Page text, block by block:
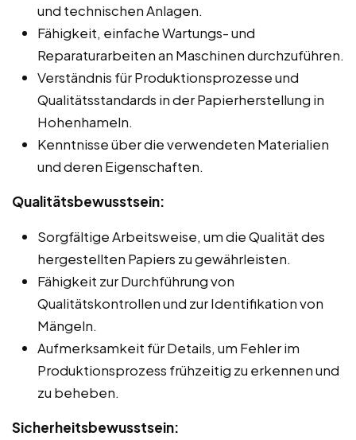
und technischen Anlagen.
Fähigkeit, einfache Wartungs- und
Reparaturarbeiten an Maschinen durchzuführen.
Verständnis für Produktionsprozesse und
Qualitätsstandards in der Papierherstellung in
Hohenhameln.
Kenntnisse über die verwendeten Materialien
und deren Eigenschaften.
Qualitätsbewusstsein:
Sorgfältige Arbeitsweise, um die Qualität des
hergestellten Papiers zu gewährleisten.
Fähigkeit zur Durchführung von
Qualitätskontrollen und zur Identifikation von
Mängeln.
Aufmerksamkeit für Details, um Fehler im
Produktionsprozess frühzeitig zu erkennen und
zu beheben.
Sicherheitsbewusstsein: